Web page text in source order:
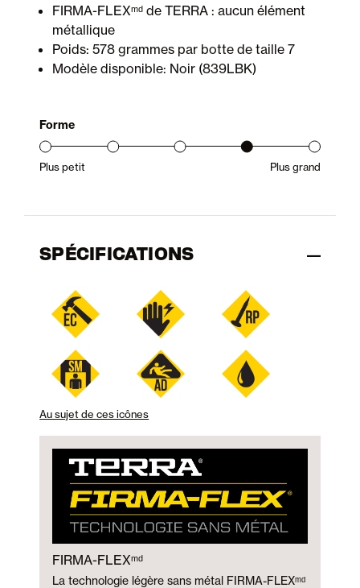
FIRMA-FLEXᵐᵈ de TERRA : aucun élément
métallique
Poids: 578 grammes par botte de taille 7
Modèle disponible: Noir (839LBK)
Forme
Plus petit Plus grand
SPÉCIFICATIONS
Au sujet de ces icônes
FIRMA-FLEXᵐᵈ
La technologie légère sans métal FIRMA-FLEXᵐᵈ